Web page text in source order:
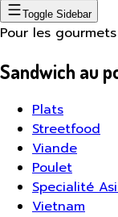
Toggle Sidebar
Pour les gourmets
Sandwich au
Plats
Streetfood
Viande
Poulet
Specialité
Vietnam